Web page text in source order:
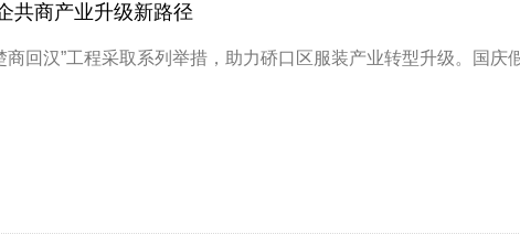
共商产业升级新路径
商回汉”工程采取系列举措，助力硚口区服装产业转型升级。国